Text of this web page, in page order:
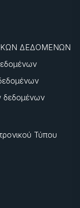
ΔΕΔΟΜΕΝΩΝ
δεδομένων
Τύπου